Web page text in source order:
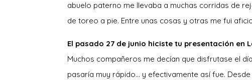
abuelo paterno me llevaba a muchas corridas de
de toreo a pie. Entre unas cosas y otras me fui
El pasado 27 de junio hiciste tu presentación en
Muchos compañeros me decían que disfrutase el
pasaría muy rápido… y efectivamente así fue.